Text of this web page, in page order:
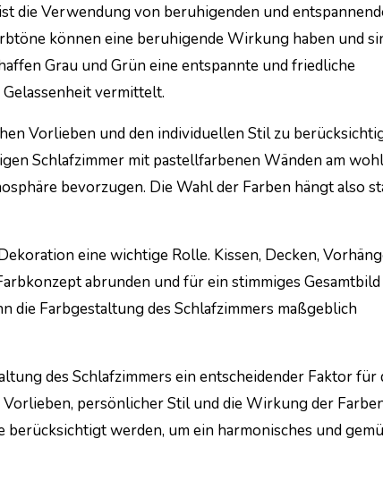
die Verwendung von beruhigenden und
können eine beruhigende Wirkung haben und
Grau und Grün eine entspannte und friedliche
vermittelt.
Vorlieben und den individuellen Stil zu
Schlafzimmer mit pastellfarbenen Wänden am
bevorzugen. Die Wahl der Farben hängt also
eine wichtige Rolle. Kissen, Decken,
abrunden und für ein stimmiges Gesamtbild
die Farbgestaltung des Schlafzimmers maßgeblich
des Schlafzimmers ein entscheidender Faktor für
persönlicher Stil und die Wirkung der
werden, um ein harmonisches und